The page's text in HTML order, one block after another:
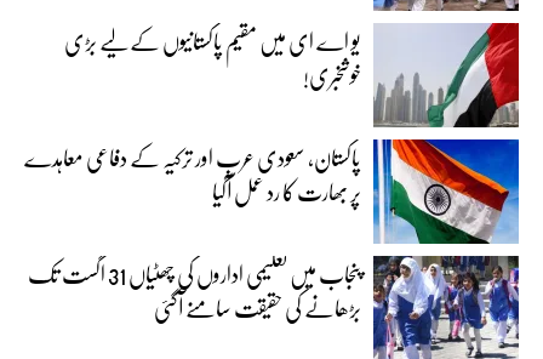
یو اے ای میں مقیم پاکستانیوں کے لیے بڑی
خوشخبری!
پاکستان، سعودی عرب اور ترکیہ کے دفاعی معاہدے
پر بھارت کا رد عمل آگیا
پنجاب میں تعلیمی اداروں کی چھٹیاں 31 اگست تک
بڑھانے کی حقیقت سامنے آگئی